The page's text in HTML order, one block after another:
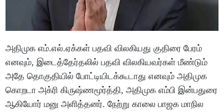
அதிமுக எம்.எல்.ஏக்கள் பதவி விலகியது குதிரை பேரம்
எனவும், இடைத்தேர்தலில் பதவி விலகியவர்கள் மீண்டும்
அதே தொகுதியில் போட்டியிடக்கூடாது எனவும் அதிமுக
கொறடா அக்ரி கிருஷ்ணமூர்த்தி, அதிமுக எம்பி இன்பதுரை
ஆகியோர் மனு அளித்தனர். நேற்று காலை பாஜக மாநில